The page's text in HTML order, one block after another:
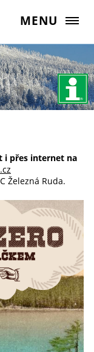
MENU
i přes internet na
Železná Ruda.